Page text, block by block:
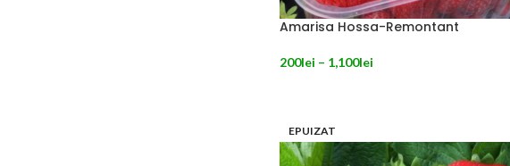
Amarisa Hossa-Remontant
200lei – 1,100lei
EPUIZAT